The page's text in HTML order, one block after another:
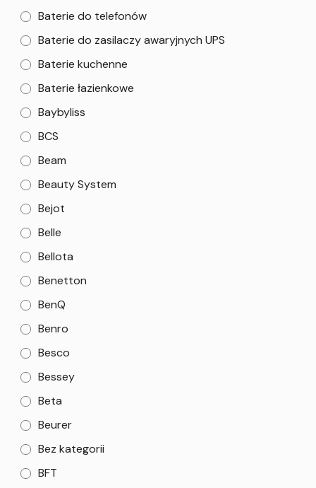
Baterie do telefonów
Baterie do zasilaczy awaryjnych UPS
Baterie kuchenne
Baterie łazienkowe
Baybyliss
BCS
Beam
Beauty System
Bejot
Belle
Bellota
Benetton
BenQ
Benro
Besco
Bessey
Beta
Beurer
Bez kategorii
BFT